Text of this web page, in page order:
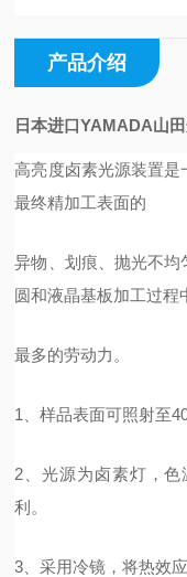
产品介绍
日本进口YAMADA山
高亮度卤素光源装置是
最终精加工表面的
异物、划痕、抛光不均
圆和液晶基板加工过程
最多的劳动力。
1、样品表面可照射至
2、光源为卤素灯，
利。
3、采用冷镜，将热效